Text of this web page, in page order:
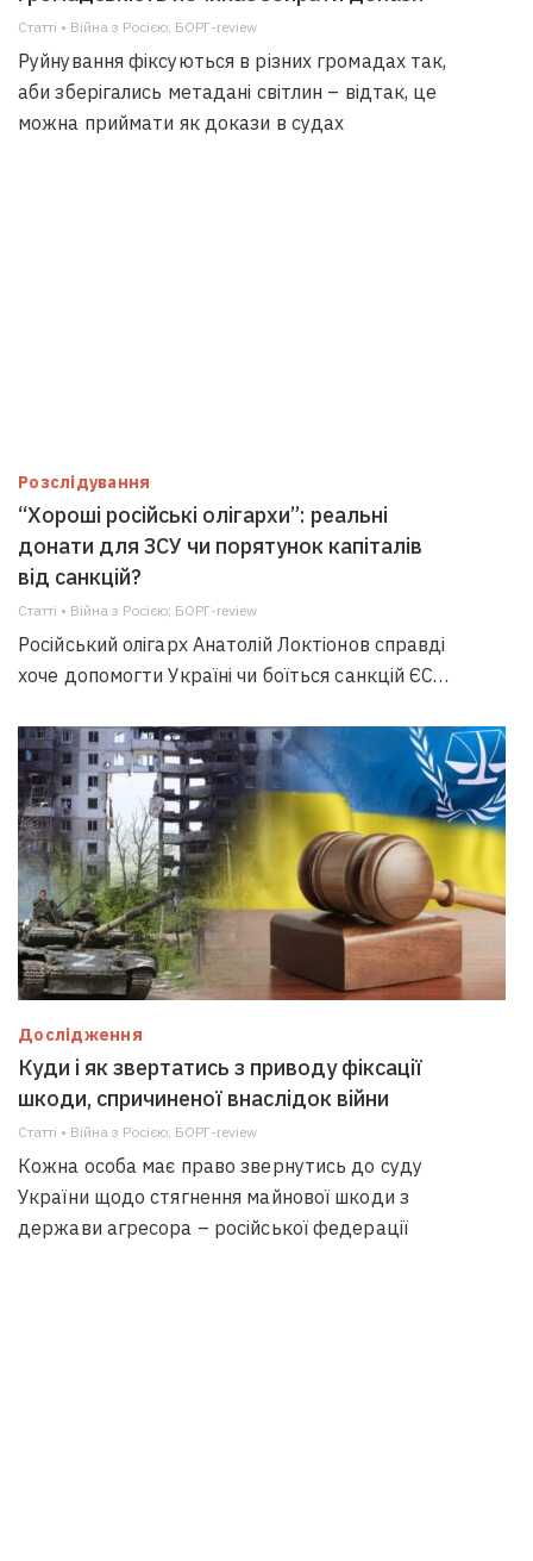
Статті • Війна з Росією; БОРГ-review
Руйнування фіксуються в різних громадах так,
аби зберігались метадані світлин – відтак, це
можна приймати як докази в судах
Розслідування
“Хороші російські олігархи”: реальні
донати для ЗСУ чи порятунок капіталів
від санкцій?
Статті • Війна з Росією; БОРГ-review
Російський олігарх Анатолій Локтіонов справді
хоче допомогти Україні чи боїться санкцій ЄС…
Дослідження
Куди і як звертатись з приводу фіксації
шкоди, спричиненої внаслідок війни
Статті • Війна з Росією; БОРГ-review
Кожна особа має право звернутись до суду
України щодо стягнення майнової шкоди з
держави агресора – російської федерації